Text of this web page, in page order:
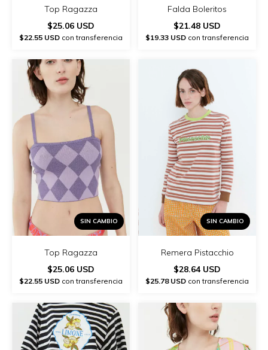
Top Ragazza
$25.06 USD
$22.55 USD con transferencia
Falda Boleritos
$21.48 USD
$19.33 USD con transferencia
SIN CAMBIO
Top Ragazza
$25.06 USD
$22.55 USD con transferencia
SIN CAMBIO
Remera Pistacchio
$28.64 USD
$25.78 USD con transferencia